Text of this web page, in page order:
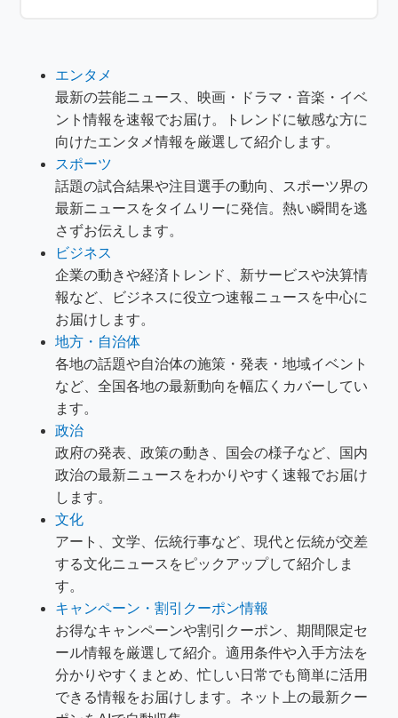
エンタメ
最新の芸能ニュース、映画・ドラマ・音楽・イベ
ント情報を速報でお届け。トレンドに敏感な方に
向けたエンタメ情報を厳選して紹介します。
スポーツ
話題の試合結果や注目選手の動向、スポーツ界の
最新ニュースをタイムリーに発信。熱い瞬間を逃
さずお伝えします。
ビジネス
企業の動きや経済トレンド、新サービスや決算情
報など、ビジネスに役立つ速報ニュースを中心に
お届けします。
地方・自治体
各地の話題や自治体の施策・発表・地域イベント
など、全国各地の最新動向を幅広くカバーしてい
ます。
政治
政府の発表、政策の動き、国会の様子など、国内
政治の最新ニュースをわかりやすく速報でお届け
します。
文化
アート、文学、伝統行事など、現代と伝統が交差
する文化ニュースをピックアップして紹介しま
す。
キャンペーン・割引クーポン情報
お得なキャンペーンや割引クーポン、期間限定セ
ール情報を厳選して紹介。適用条件や入手方法を
分かりやすくまとめ、忙しい日常でも簡単に活用
できる情報をお届けします。ネット上の最新クー